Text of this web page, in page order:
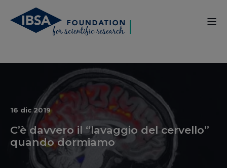
16 dic 2019
C’è davvero il “lavaggio del cervello”
quando dormiamo